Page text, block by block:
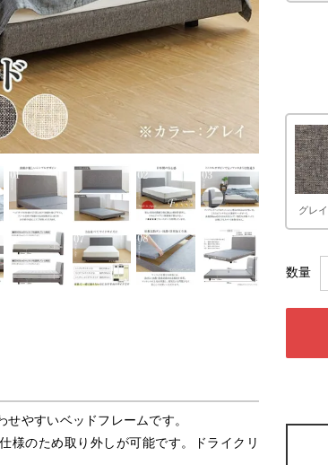
やすいベッドフレームです。
様のため取り外しが可能です。ドライクリ
グレ